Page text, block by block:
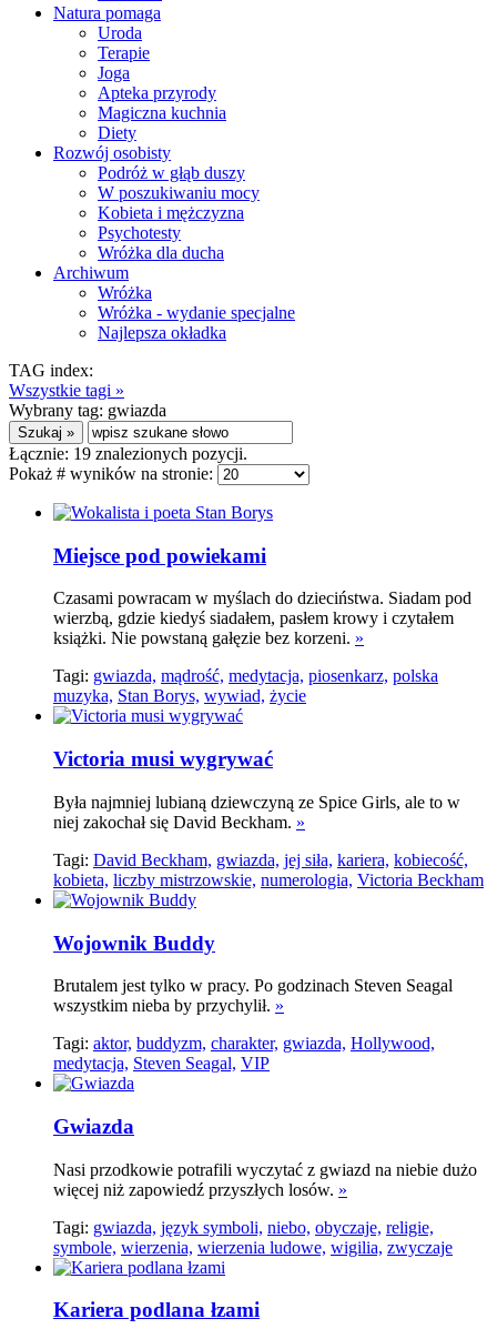
Natura pomaga
Uroda
Terapie
Joga
Apteka przyrody
Magiczna kuchnia
Diety
Rozwój osobisty
Podróż w głąb duszy
W poszukiwaniu mocy
Kobieta i mężczyzna
Psychotesty
Wróżka dla ducha
Archiwum
Wróżka
Wróżka - wydanie specjalne
Najlepsza okładka
TAG index:
Wszystkie tagi »
Wybrany tag: gwiazda
Łącznie: 19 znalezionych pozycji.
Pokaż # wyników na stronie:
Miejsce pod powiekami
Czasami powracam w myślach do dzieciństwa. Siadam pod
wierzbą, gdzie kiedyś siadałem, pasłem krowy i czytałem
książki. Nie powstaną gałęzie bez korzeni. »
Tagi: gwiazda, mądrość, medytacja, piosenkarz, polska
muzyka, Stan Borys, wywiad, życie
Victoria musi wygrywać
Była najmniej lubianą dziewczyną ze Spice Girls, ale to w
niej zakochał się David Beckham. »
Tagi: David Beckham, gwiazda, jej siła, kariera, kobiecość,
kobieta, liczby mistrzowskie, numerologia, Victoria Beckham
Wojownik Buddy
Brutalem jest tylko w pracy. Po godzinach Steven Seagal
wszystkim nieba by przychylił. »
Tagi: aktor, buddyzm, charakter, gwiazda, Hollywood,
medytacja, Steven Seagal, VIP
Gwiazda
Nasi przodkowie potrafili wyczytać z gwiazd na niebie dużo
więcej niż zapowiedź przyszłych losów. »
Tagi: gwiazda, język symboli, niebo, obyczaje, religie,
symbole, wierzenia, wierzenia ludowe, wigilia, zwyczaje
Kariera podlana łzami